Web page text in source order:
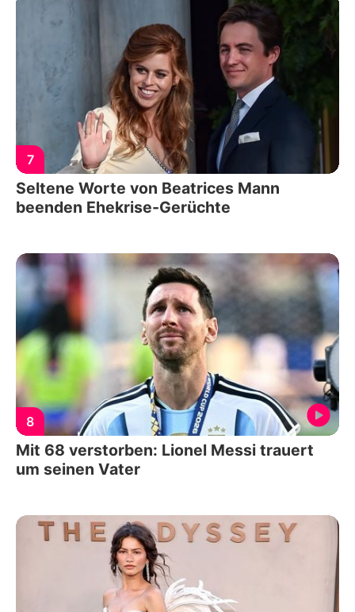
7
Seltene Worte von Beatrices Mann
beenden Ehekrise-Gerüchte
8
Mit 68 verstorben: Lionel Messi trauert
um seinen Vater